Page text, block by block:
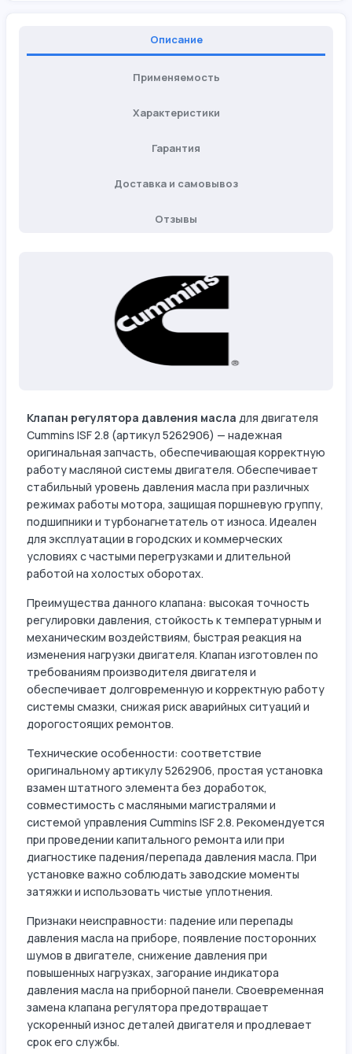
Описание
Применяемость
Характеристики
Гарантия
Доставка и самовывоз
Отзывы
Клапан регулятора давления масла для двигателя
Cummins ISF 2.8 (артикул 5262906) — надежная
оригинальная запчасть, обеспечивающая корректную
работу масляной системы двигателя. Обеспечивает
стабильный уровень давления масла при различных
режимах работы мотора, защищая поршневую группу,
подшипники и турбонагнетатель от износа. Идеален
для эксплуатации в городских и коммерческих
условиях с частыми перегрузками и длительной
работой на холостых оборотах.
Преимущества данного клапана: высокая точность
регулировки давления, стойкость к температурным и
механическим воздействиям, быстрая реакция на
изменения нагрузки двигателя. Клапан изготовлен по
требованиям производителя двигателя и
обеспечивает долговременную и корректную работу
системы смазки, снижая риск аварийных ситуаций и
дорогостоящих ремонтов.
Технические особенности: соответствие
оригинальному артикулу 5262906, простая установка
взамен штатного элемента без доработок,
совместимость с масляными магистралями и
системой управления Cummins ISF 2.8. Рекомендуется
при проведении капитального ремонта или при
диагностике падения/перепада давления масла. При
установке важно соблюдать заводские моменты
затяжки и использовать чистые уплотнения.
Признаки неисправности: падение или перепады
давления масла на приборе, появление посторонних
шумов в двигателе, снижение давления при
повышенных нагрузках, загорание индикатора
давления масла на приборной панели. Своевременная
замена клапана регулятора предотвращает
ускоренный износ деталей двигателя и продлевает
срок его службы.